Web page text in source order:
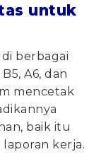
untuk
berbagai
A6, dan
mencetak
baik itu
kerja.